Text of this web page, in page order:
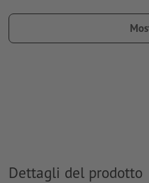
denominazione del
sono ritenuti idonei
Dettagli del prodotto